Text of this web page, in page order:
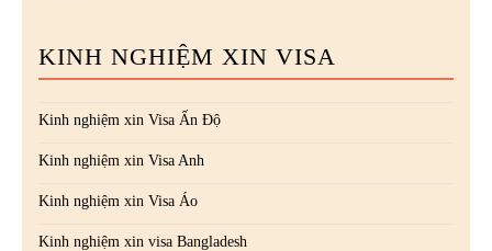
KINH NGHIỆM XIN VISA
Kinh nghiệm xin Visa Ấn Độ
Kinh nghiệm xin Visa Anh
Kinh nghiệm xin Visa Áo
Kinh nghiệm xin visa Bangladesh